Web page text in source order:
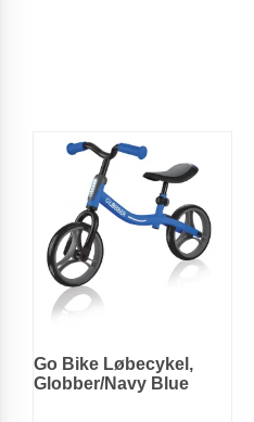
Go Bike Løbecykel,
Globber/Navy Blue